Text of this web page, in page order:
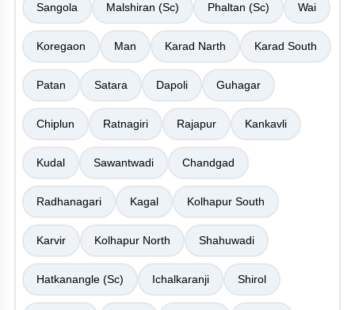
Sangola Malshiran (Sc) Phaltan (Sc) Wai
Koregaon Man Karad Narth Karad South
Patan Satara Dapoli Guhagar
Chiplun Ratnagiri Rajapur Kankavli
Kudal Sawantwadi Chandgad
Radhanagari Kagal Kolhapur South
Karvir Kolhapur North Shahuwadi
Hatkanangle (Sc) Ichalkaranji Shirol